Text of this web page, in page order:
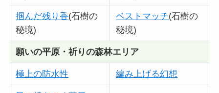
掴んだ残り香(石樹の
秘境)
ベストマッチ(石樹の
秘境)
願いの平原・祈りの森林エリア
極上の防水性 編み上げる幻想